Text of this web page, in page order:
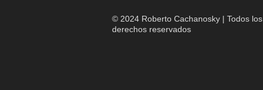
© 2024 Roberto Cachanosky | Todos los
derechos reservados